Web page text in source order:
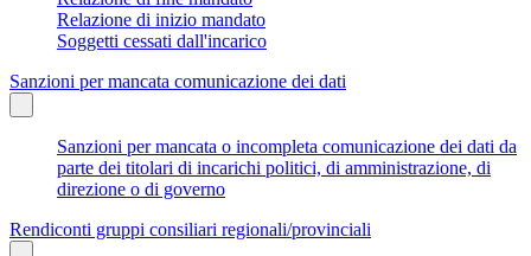
Relazione di inizio mandato
Soggetti cessati dall'incarico
Sanzioni per mancata comunicazione dei dati
Sanzioni per mancata o incompleta comunicazione dei dati da
parte dei titolari di incarichi politici, di amministrazione, di
direzione o di governo
Rendiconti gruppi consiliari regionali/provinciali